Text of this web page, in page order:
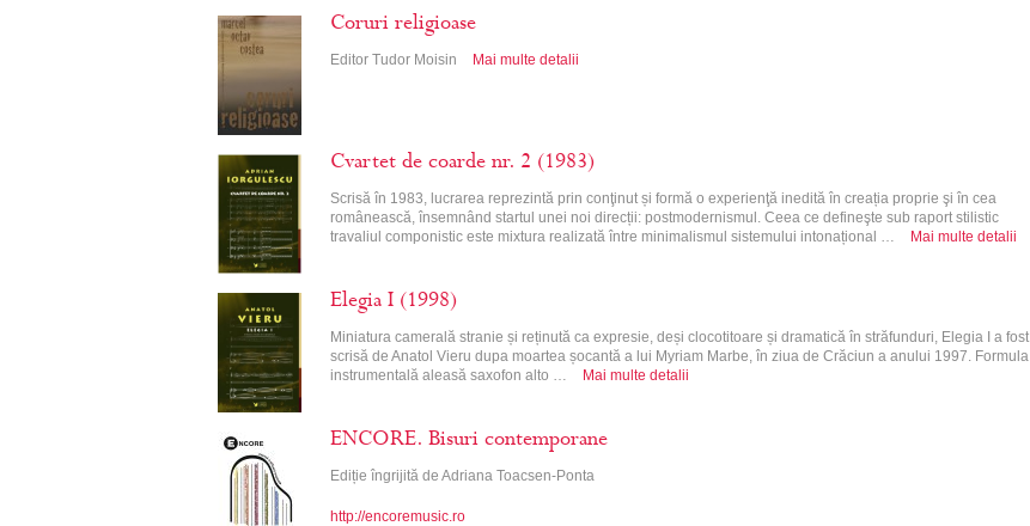
Coruri religioase
Editor Tudor Moisin Mai multe detalii
Cvartet de coarde nr. 2 (1983)
Scrisă în 1983, lucrarea reprezintă prin conţinut și formă o experienţă inedită în creația proprie şi în cea
românească, însemnând startul unei noi direcții: postmodernismul. Ceea ce defineşte sub raport stilistic
travaliul componistic este mixtura realizată între minimalismul sistemului intonațional …
Mai multe detalii
Elegia I (1998)
Miniatura camerală stranie și reținută ca expresie, deși clocotitoare și dramatică în străfunduri, Elegia I a fost
scrisă de Anatol Vieru dupa moartea șocantă a lui Myriam Marbe, în ziua de Crăciun a anului 1997. Formula
instrumentală aleasă saxofon alto …
Mai multe detalii
ENCORE. Bisuri contemporane
Ediție îngrijită de Adriana Toacsen-Ponta
http://encoremusic.ro